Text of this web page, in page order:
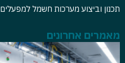
תכנון וביצוע מערכות חשמל למפעלים
מאמרים אחרונים